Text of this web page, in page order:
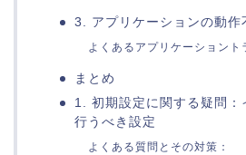
3. アプリケーションの動作
よくあるアプリケーショント
まとめ
1. 初期設定に関する疑問：
行うべき設定
よくある質問とその対策：